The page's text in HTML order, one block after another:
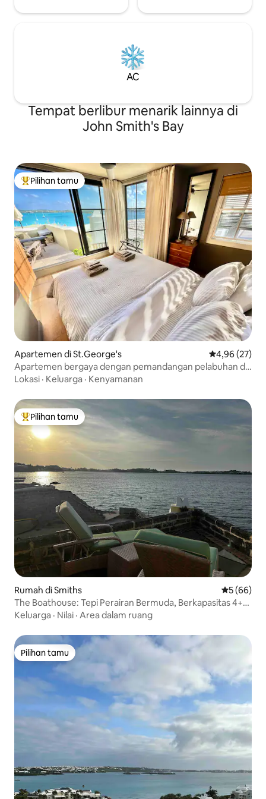
AC
Tempat berlibur menarik lainnya di
John Smith's Bay
Pilihan tamu terpopuler
Pilihan tamu
Apartemen di St.George's Nilai rata-rata
4,96 (27)
Apartemen bergaya dengan pemandangan pelabuhan di
St George yang bersejarah
Lokasi · Keluarga · Kenyamanan
Pilihan tamu terpopuler
Pilihan tamu
Rumah di Smiths Nilai rata-
5 (66)
The Boathouse: Tepi Perairan Bermuda, Berkapasitas 4+
Orang
Keluarga · Nilai · Area dalam ruang
Pilihan tamu
Pilihan tamu